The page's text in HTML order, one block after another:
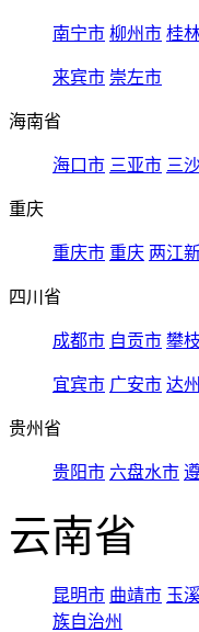
南宁市 柳州市 桂
来宾市 崇左市
海南省
海口市 三亚市 三
重庆
重庆市 重庆 两江
四川省
成都市 自贡市 攀
宜宾市 广安市 达
贵州省
贵阳市 六盘水市
云南省
昆明市 曲靖市 玉
族自治州